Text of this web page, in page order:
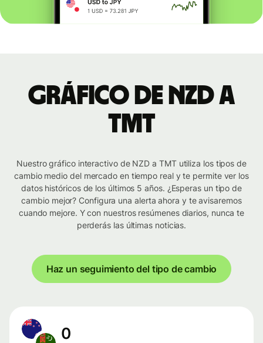
Gráfico de NZD a
TMT
Nuestro gráfico interactivo de NZD a TMT utiliza los tipos de
cambio medio del mercado en tiempo real y te permite ver los
datos históricos de los últimos 5 años. ¿Esperas un tipo de
cambio mejor? Configura una alerta ahora y te avisaremos
cuando mejore. Y con nuestros resúmenes diarios, nunca te
perderás las últimas noticias.
Haz un seguimiento del tipo de cambio
0